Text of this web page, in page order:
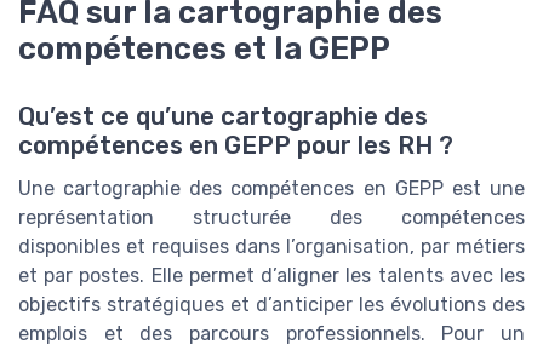
FAQ sur la cartographie des
compétences et la GEPP
Qu’est ce qu’une cartographie des
compétences en GEPP pour les RH ?
Une cartographie des compétences en GEPP est une
représentation structurée des compétences
disponibles et requises dans l’organisation, par métiers
et par postes. Elle permet d’aligner les talents avec les
objectifs stratégiques et d’anticiper les évolutions des
emplois et des parcours professionnels. Pour un